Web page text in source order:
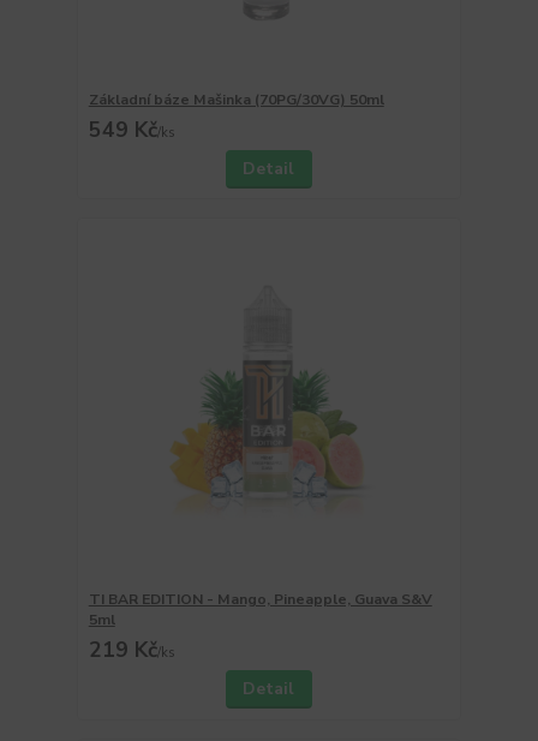
Základní báze Mašinka (70PG/30VG) 50ml
549 Kč/ks
Detail
TI BAR EDITION - Mango, Pineapple, Guava S&V
5ml
219 Kč/ks
Detail